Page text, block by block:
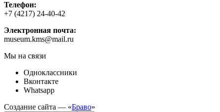
Телефон:
+7 (4217) 24-40-42
Электронная почта:
museum.kms@mail.ru
Мы на связи
Одноклассники
Вконтакте
Whatsapp
Создание сайта — «Браво»